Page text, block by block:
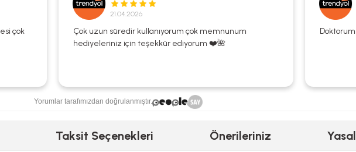
21.04.2026
Çok uzun süredir kullanıyorum çok memnunum
hediyeleriniz için teşekkür ediyorum ❤️🌺
18.04.2026
Doktorumun
Yorumlar tarafımızdan doğrulanmıştır.
Taksit Seçenekleri Önerileriniz